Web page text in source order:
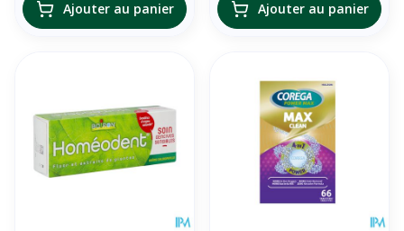
Ajouter au panier Ajouter au panier